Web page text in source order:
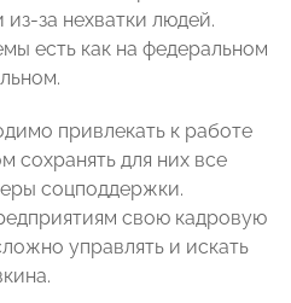
за нехватки людей.
есть как на федеральном
привлекать к работе
сохранять для них все
соцподдержки.
свою кадровую
управлять и искать